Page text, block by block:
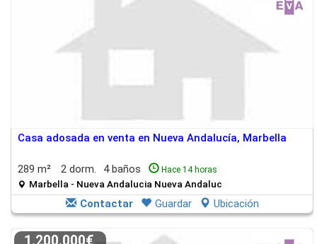
Casa adosada en venta en Nueva Andalucía, Marbella
289 m² 2 dorm. 4 baños Hace 14 horas
Marbella - Nueva Andalucia Nueva Andaluc
Contactar Guardar Ubicación